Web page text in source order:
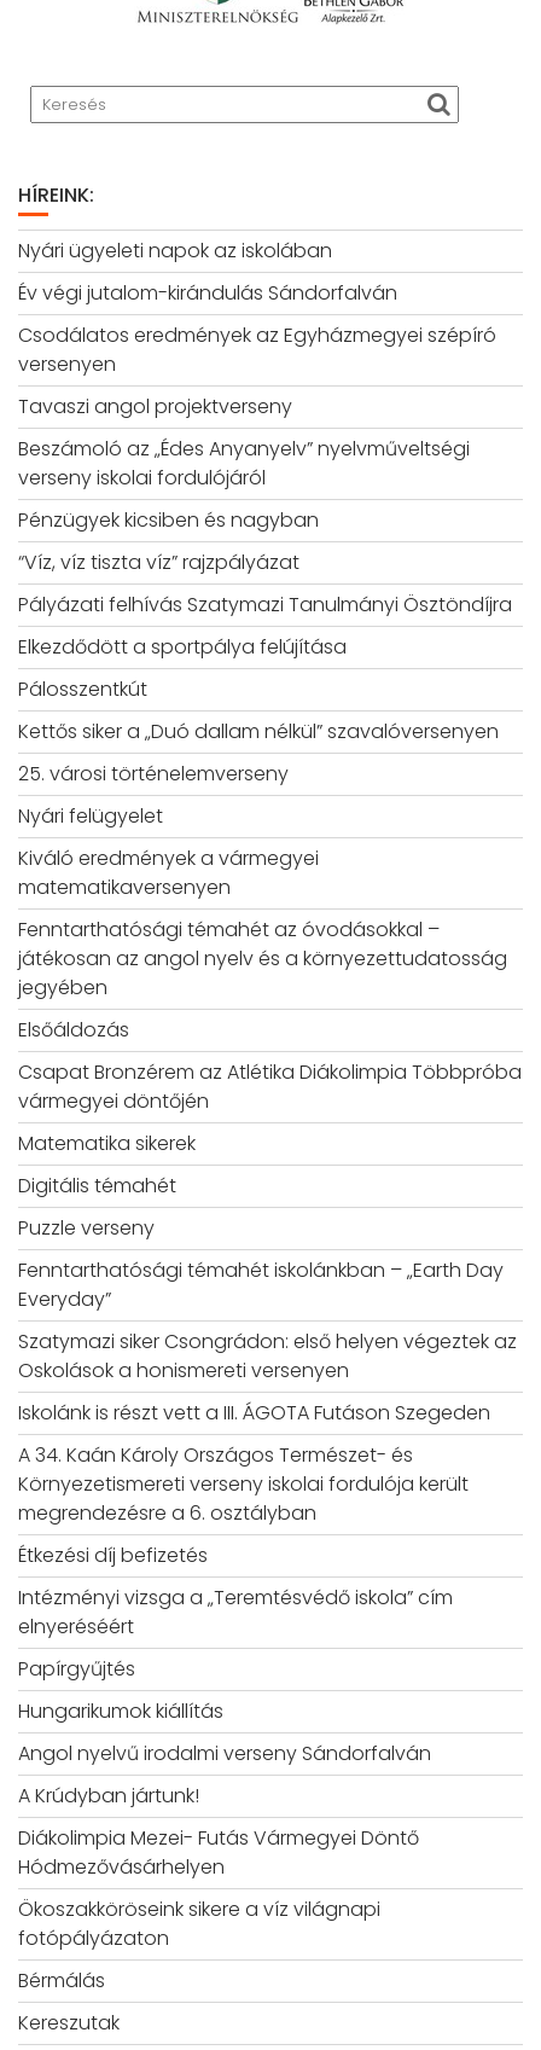
HÍREINK:
Nyári ügyeleti napok az iskolában
Év végi jutalom-kirándulás Sándorfalván
Csodálatos eredmények az Egyházmegyei szépíró
versenyen
Tavaszi angol projektverseny
Beszámoló az „Édes Anyanyelv” nyelvműveltségi
verseny iskolai fordulójáról
Pénzügyek kicsiben és nagyban
“Víz, víz tiszta víz” rajzpályázat
Pályázati felhívás Szatymazi Tanulmányi Ösztöndíjra
Elkezdődött a sportpálya felújítása
Pálosszentkút
Kettős siker a „Duó dallam nélkül” szavalóversenyen
25. városi történelemverseny
Nyári felügyelet
Kiváló eredmények a vármegyei
matematikaversenyen
Fenntarthatósági témahét az óvodásokkal –
játékosan az angol nyelv és a környezettudatosság
jegyében
Elsőáldozás
Csapat Bronzérem az Atlétika Diákolimpia Többpróba
vármegyei döntőjén
Matematika sikerek
Digitális témahét
Puzzle verseny
Fenntarthatósági témahét iskolánkban – „Earth Day
Everyday”
Szatymazi siker Csongrádon: első helyen végeztek az
Oskolások a honismereti versenyen
Iskolánk is részt vett a III. ÁGOTA Futáson Szegeden
A 34. Kaán Károly Országos Természet- és
Környezetismereti verseny iskolai fordulója került
megrendezésre a 6. osztályban
Étkezési díj befizetés
Intézményi vizsga a „Teremtésvédő iskola” cím
elnyeréséért
Papírgyűjtés
Hungarikumok kiállítás
Angol nyelvű irodalmi verseny Sándorfalván
A Krúdyban jártunk!
Diákolimpia Mezei- Futás Vármegyei Döntő
Hódmezővásárhelyen
Ökoszakköröseink sikere a víz világnapi
fotópályázaton
Bérmálás
Kereszutak